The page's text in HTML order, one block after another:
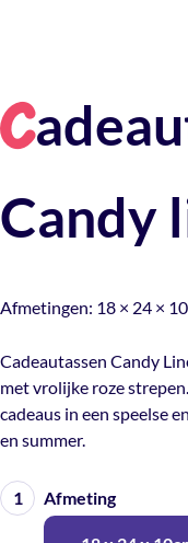
C
Candy
Afmetingen: 18 × 24 ×
Cadeautassen Candy
met vrolijke roze
cadeaus in een speelse
en summer.
Afmeting